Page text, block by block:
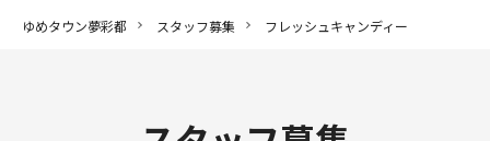
ゆめタウン夢彩都 スタッフ募集 フレッシュキャンディー